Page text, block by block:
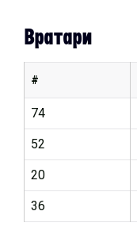
Вратари
#
74
52
20
36